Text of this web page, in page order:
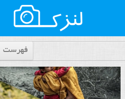
فهرست